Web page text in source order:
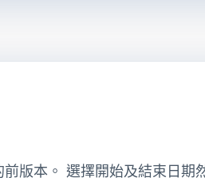
版本。 選擇開始及結束日期